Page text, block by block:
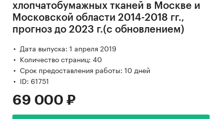
хлопчатобумажных тканей в Москве и
Московской области 2014-2018 гг.,
прогноз до 2023 г.(с обновлением)
Дата выпуска: 1 апреля 2019
Количество страниц: 40
Срок предоставления работы: 10 дней
ID: 61751
69 000 ₽